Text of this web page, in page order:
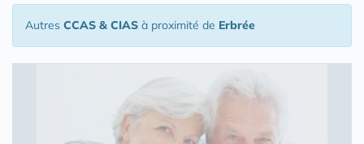
Autres CCAS & CIAS à proximité de Erbrée